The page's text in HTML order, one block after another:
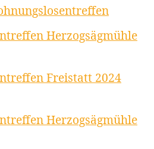
Herzogsägmühle
Freistatt 2024
Herzogsägmühle